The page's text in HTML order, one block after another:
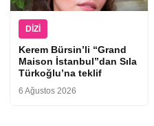
DIZI
Kerem Bürsin’li “Grand
Maison İstanbul”dan Sıla
Türkoğlu’na teklif
6 Ağustos 2026